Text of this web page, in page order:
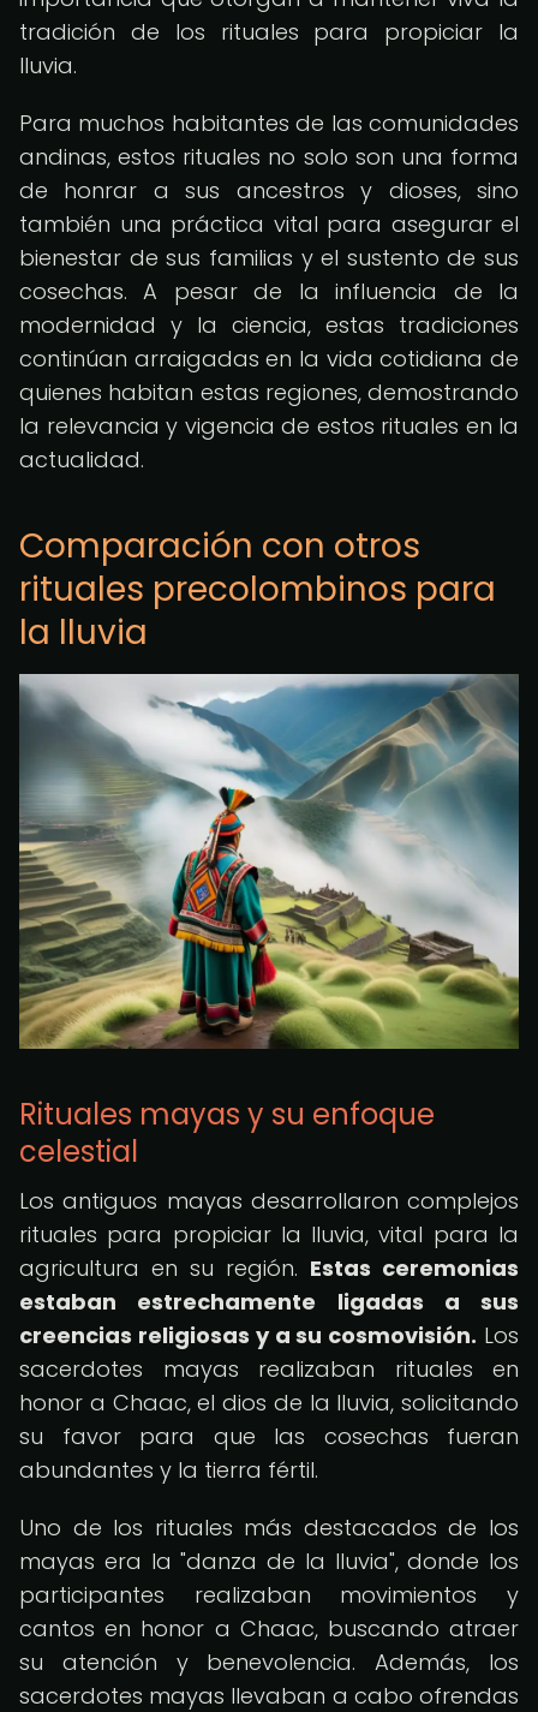
tradición de los rituales para propiciar la
lluvia.
Para muchos habitantes de las comunidades
andinas, estos rituales no solo son una forma
de honrar a sus ancestros y dioses, sino
también una práctica vital para asegurar el
bienestar de sus familias y el sustento de sus
cosechas. A pesar de la influencia de la
modernidad y la ciencia, estas tradiciones
continúan arraigadas en la vida cotidiana de
quienes habitan estas regiones, demostrando
la relevancia y vigencia de estos rituales en la
actualidad.
Comparación con otros
rituales precolombinos para
la lluvia
Rituales mayas y su enfoque
celestial
Los antiguos mayas desarrollaron complejos
rituales para propiciar la lluvia, vital para la
agricultura en su región. Estas ceremonias
estaban estrechamente ligadas a sus
creencias religiosas y a su cosmovisión. Los
sacerdotes mayas realizaban rituales en
honor a Chaac, el dios de la lluvia, solicitando
su favor para que las cosechas fueran
abundantes y la tierra fértil.
Uno de los rituales más destacados de los
mayas era la "danza de la lluvia", donde los
participantes realizaban movimientos y
cantos en honor a Chaac, buscando atraer
su atención y benevolencia. Además, los
sacerdotes mayas llevaban a cabo ofrendas